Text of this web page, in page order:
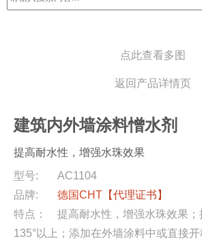
点此查看多图
返回产品详情页
建筑内外墙涂料憎水剂
提高耐水性，增强水珠效果
型号:
AC1104
品牌:
德国CHT 【代理证书】
特点：
提高耐水性，增强水珠效果；
135°以上；添加在外墙涂料中或直接